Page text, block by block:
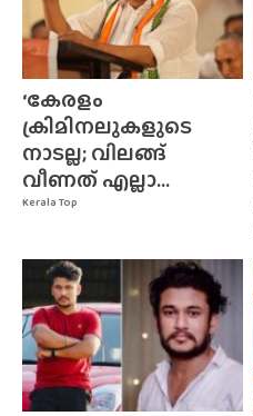
Kerala Top
‘കേരളം
ക്രിമിനലുകളുടെ
നാടല്ല; വിലങ്ങ്
വീണത് എല്ലാ...